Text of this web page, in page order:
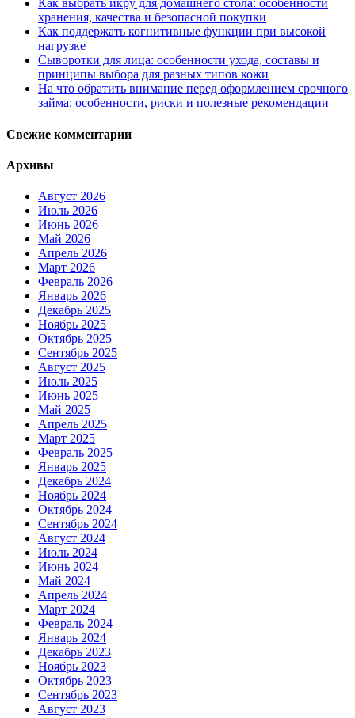
Как выбрать икру для домашнего стола: особенности
хранения, качества и безопасной покупки
Как поддержать когнитивные функции при высокой
нагрузке
Сыворотки для лица: особенности ухода, составы и
принципы выбора для разных типов кожи
На что обратить внимание перед оформлением срочного
займа: особенности, риски и полезные рекомендации
Свежие комментарии
Архивы
Август 2026
Июль 2026
Июнь 2026
Май 2026
Апрель 2026
Март 2026
Февраль 2026
Январь 2026
Декабрь 2025
Ноябрь 2025
Октябрь 2025
Сентябрь 2025
Август 2025
Июль 2025
Июнь 2025
Май 2025
Апрель 2025
Март 2025
Февраль 2025
Январь 2025
Декабрь 2024
Ноябрь 2024
Октябрь 2024
Сентябрь 2024
Август 2024
Июль 2024
Июнь 2024
Май 2024
Апрель 2024
Март 2024
Февраль 2024
Январь 2024
Декабрь 2023
Ноябрь 2023
Октябрь 2023
Сентябрь 2023
Август 2023